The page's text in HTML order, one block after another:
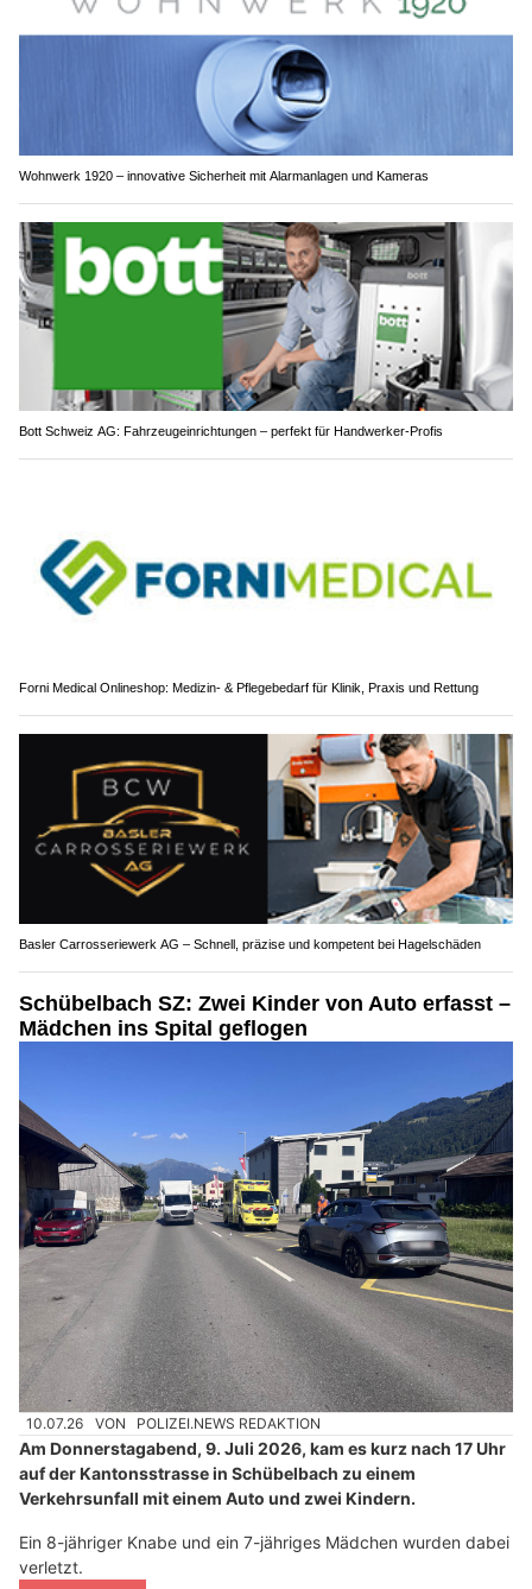
Wohnwerk 1920 – innovative Sicherheit mit Alarmanlagen und Kameras
Bott Schweiz AG: Fahrzeugeinrichtungen – perfekt für Handwerker-Profis
Forni Medical Onlineshop: Medizin- & Pflegebedarf für Klinik, Praxis und Rettung
Basler Carrosseriewerk AG – Schnell, präzise und kompetent bei Hagelschäden
Schübelbach SZ: Zwei Kinder von Auto erfasst –
Mädchen ins Spital geflogen
10.07.26 VON POLIZEI.NEWS REDAKTION
Am Donnerstagabend, 9. Juli 2026, kam es kurz nach 17 Uhr
auf der Kantonsstrasse in Schübelbach zu einem
Verkehrsunfall mit einem Auto und zwei Kindern.
Ein 8-jähriger Knabe und ein 7-jähriges Mädchen wurden dabei
verletzt.